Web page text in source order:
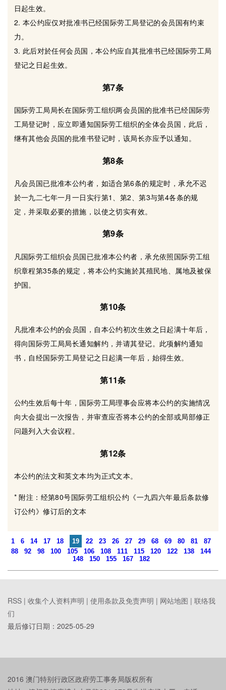
日起生效。
2. 本公约应仅对批准书已经国际劳工局登记的会员国有约束
力。
3. 此后对於任何会员国，本公约应自其批准书已经国际劳工局
登记之日起生效。
第7条
国际劳工局局长在国际劳工组织两会员国的批准书已经国际劳
工局登记时，应立即通知国际劳工组织的全体会员国，此后，
继有其他会员国的批准书登记时，该局长亦应予以通知。
第8条
凡会员国已批准本公约者，如适合第6条的规定时，承允不迟
於一九二七年一月一日实行第1、第2、第3与第4各条的规
定，并采取必要的措施，以使之切实有效。
第9条
凡国际劳工组织会员国已批准本公约者，承允依照国际劳工组
织章程第35条的规定，将本公约实施於其殖民地、属地及被保
护国。
第10条
凡批准本公约的会员国，自本公约初次生效之日起满十年后，
得向国际劳工局局长通知解约，并请其登记。此项解约通知
书，自经国际劳工局登记之日起满一年后，始得生效。
第11条
公约生效后每十年，国际劳工局理事会应将本公约的实施情况
向大会提出一次报告，并审查应否将本公约的全部或局部修正
问题列入大会议程。
第12条
本公约的法文和英文本均为正式文本。
* 附注：经第80号国际劳工组织公约《一九四六年最后条款修
订公约》修订后的文本
1 6 14 17 18 19 22 23 26 27 29 68 69 80 81
87
88
92 98 100 105 106 108 111 115 120 122 138
144
148
150 155 167 182
RSS | 收集个人资料声明 | 使用条款及免责声明 | 网站地图 | 联络我
们
最后修订日期： 2025-05-29
2016 澳门特别行政区政府劳工事务局版权所有